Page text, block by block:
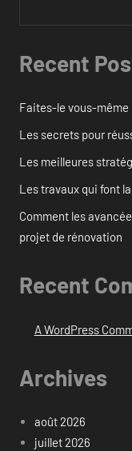
Recent
Faites-le vous-
Les secrets pour
Les meilleures
Les travaux qui font
Comment les
projet de rénovation
Recent
A WordPress
Archives
août 2026
juillet 2026